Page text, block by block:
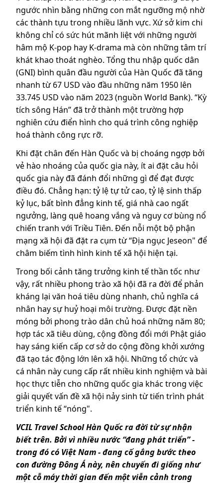
ngước nhìn bằng những con mắt ngưỡng mộ nhờ
các thành tựu trong nhiều lãnh vực. Xứ sở kim chi
không chỉ có sức hút mãnh liệt với những người
hâm mộ K-pop hay K-drama mà còn những tâm trí
khát khao thoát nghèo. Tổng thu nhập quốc dân
(GNI) bình quân đầu người của Hàn Quốc đã tăng
nhanh từ 67 USD vào đầu những năm 1950 lên
33.745 USD vào năm 2023 (nguồn World Bank). “Kỳ
tích sông Hán” đã trở thành một trường hợp
nghiên cứu điển hình cho quá trình công nghiệp
hoá thành công rực rỡ.
Khi đặt chân đến Hàn Quốc và bị choáng ngợp bởi
vẻ hào nhoáng của quốc gia này, ít ai đặt câu hỏi
quốc gia này đã đánh đổi những gì để đạt được
điều đó. Chẳng hạn: tỷ lệ tự tử cao, tỷ lệ sinh thấp
kỷ lục, bất bình đẳng kinh tế, giá nhà cao ngất
ngưởng, làng quê hoang vắng và nguy cơ bùng nổ
chiến tranh với Triều Tiên. Đến nỗi một bộ phận
mạng xã hội đã đặt ra cụm từ “Địa ngục Jeseon" để
châm biếm tình hình kinh tế xã hội hiện tại.
Trong bối cảnh tăng trưởng kinh tế thần tốc như
vậy, rất nhiều phong trào xã hội đã ra đời để phản
kháng lại văn hoá tiêu dùng nhanh, chủ nghĩa cá
nhân hay sự huỷ hoại môi trường. Được đặt nền
móng bởi phong trào dân chủ hoá những năm 80;
hợp tác xã tiêu dùng, cộng đồng đổi mới Phật giáo
hay sáng kiến cấp cơ sở do cộng đồng khởi xướng
đã tạo tác động lớn lên xã hội. Những tổ chức và
cá nhân này cung cấp rất nhiều kinh nghiệm và bài
học thực tiễn cho những quốc gia khác trong việc
giải quyết vấn đề xã hội nảy sinh từ tiến trình phát
triển kinh tế “nóng".
VCIL Travel School Hàn Quốc ra đời từ sự nhận
biết trên. Bởi vì nhiều nước “đang phát triển” -
trong đó có Việt Nam - đang cố gắng bước theo
con đường Đông Á này, nên chuyến đi giống như
một cỗ máy thời gian đến một viễn cảnh trong